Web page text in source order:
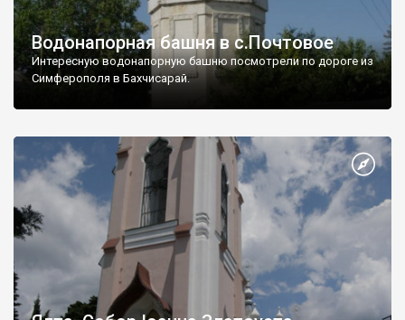
Водонапорная башня в с.Почтовое
Интересную водонапорную башню посмотрели по дороге из
Симферополя в Бахчисарай.